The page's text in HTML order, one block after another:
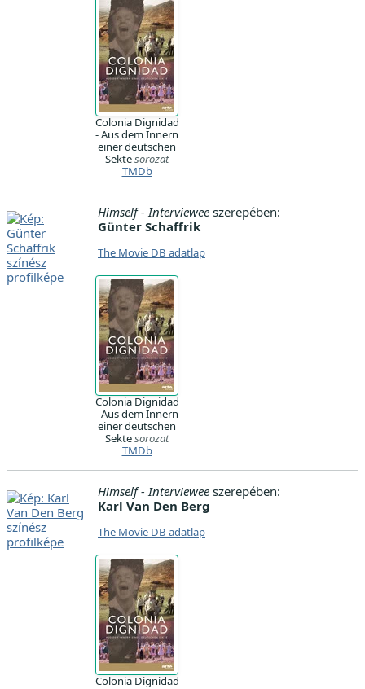
Colonia Dignidad
- Aus dem Innern
einer deutschen
Sektesorozat
TMDb
Himself - Interviewee szerepében:
Günter Schaffrik
The Movie DB adatlap
Colonia Dignidad
- Aus dem Innern
einer deutschen
Sektesorozat
TMDb
Himself - Interviewee szerepében:
Karl Van Den Berg
The Movie DB adatlap
Colonia Dignidad